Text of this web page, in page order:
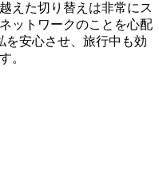
えた切り替えは非常にス
ットワークのことを心配
を安心させ、旅行中も効
。